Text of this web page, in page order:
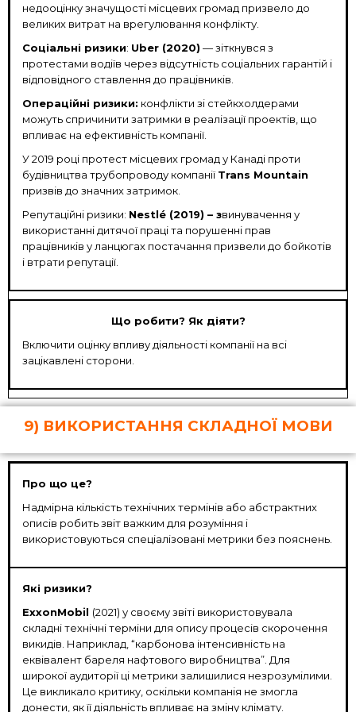
недооцінку значущості місцевих громад призвело до
великих витрат на врегулювання конфлікту.
Соціальні ризики: Uber (2020) — зіткнувся з
протестами водіїв через відсутність соціальних гарантій і
відповідного ставлення до працівників.
Операційні ризики: конфлікти зі стейкхолдерами
можуть спричинити затримки в реалізації проектів, що
впливає на ефективність компанії.
У 2019 році протест місцевих громад у Канаді проти
будівництва трубопроводу компанії Trans Mountain
призвів до значних затримок.
Репутаційні ризики: Nestlé (2019) – звинувачення у
використанні дитячої праці та порушенні прав
працівників у ланцюгах постачання призвели до бойкотів
і втрати репутації.
Що робити? Як діяти?
Включити оцінку впливу діяльності компанії на всі
зацікавлені сторони.
9) ВИКОРИСТАННЯ СКЛАДНОЇ МОВИ
Про що це?
Надмірна кількість технічних термінів або абстрактних
описів робить звіт важким для розуміння і
використовуються спеціалізовані метрики без пояснень.
Які ризики?
ExxonMobil (2021) у своєму звіті використовувала
складні технічні терміни для опису процесів скорочення
викидів. Наприклад, “карбонова інтенсивність на
еквівалент бареля нафтового виробництва”. Для
широкої аудиторії ці метрики залишилися незрозумілими.
Це викликало критику, оскільки компанія не змогла
донести, як її діяльність впливає на зміну клімату.